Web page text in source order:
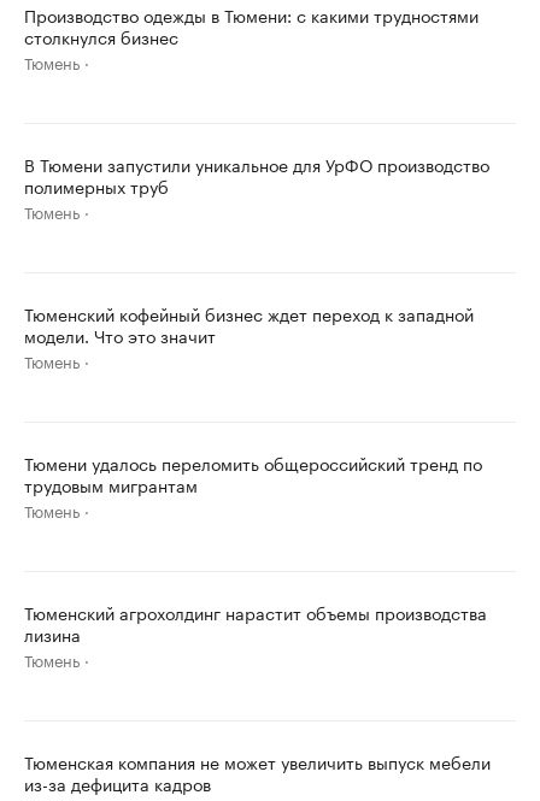
Производство одежды в Тюмени: с какими трудностями
столкнулся бизнес
Тюмень
В Тюмени запустили уникальное для УрФО производство
полимерных труб
Тюмень
Тюменский кофейный бизнес ждет переход к западной
модели. Что это значит
Тюмень
Тюмени удалось переломить общероссийский тренд по
трудовым мигрантам
Тюмень
Тюменский агрохолдинг нарастит объемы производства
лизина
Тюмень
Тюменская компания не может увеличить выпуск мебели
из-за дефицита кадров